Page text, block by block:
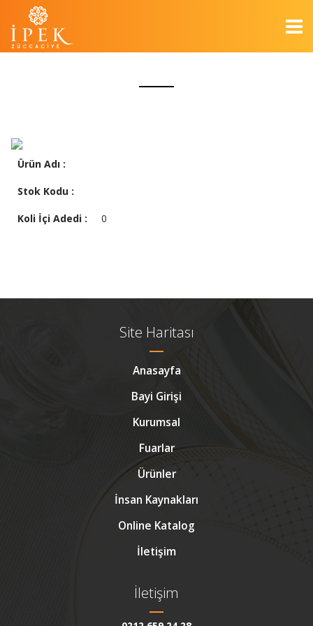
Ürün Adı :
Stok Kodu :
Koli İçi Adedi : 0
Site Haritası
Anasayfa
Bayi Girişi
Kurumsal
Fuarlar
Ürünler
İnsan Kaynakları
Online Katalog
İletişim
İletişim